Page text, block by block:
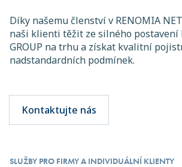
SLUŽBY PRO FIRMY A INDIVIDUÁLNÍ KLIENTY
Díky našemu členství v RENOMIA
naši klienti těžit ze silného postavení
GROUP na trhu a získat kvalitní
nadstandardních podmínek.
Kontaktujte nás